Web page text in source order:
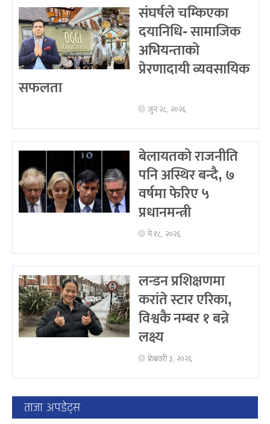
संघर्षले चम्किएका
दयानिधि- सामाजिक
अभियन्ताको
प्रेरणादायी व्यवसायिक
सफलता
जुन २८, २०२६
बेलायतको राजनीति
पनि अस्थिर बन्दै, ७
वर्षमा फेरिए ५
प्रधानमन्त्री
मे १८, २०२६
लन्डन प्रशिक्षणमा
करांते स्टार एरिका,
विश्वकै नम्बर १ बन्ने
लक्ष्य
फ्रेब्रवरी ३, २०२६
ताजा अपडेट्स